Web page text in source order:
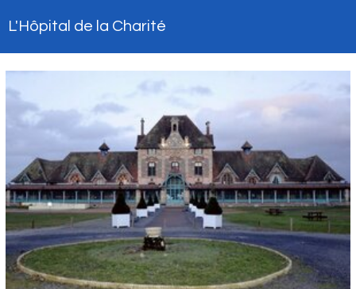
L'Hôpital de la Charité